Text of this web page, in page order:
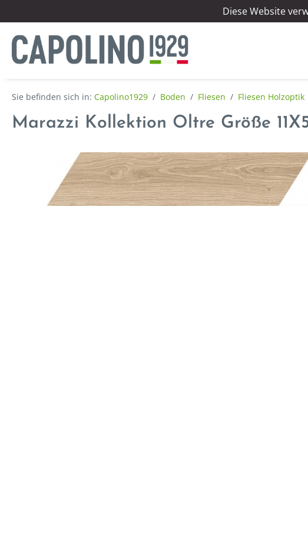
Diese Website
Capolino1929 / Boden / Fliesen / Fliesen Holzoptik
Marazzi Kollektion Oltre Größe